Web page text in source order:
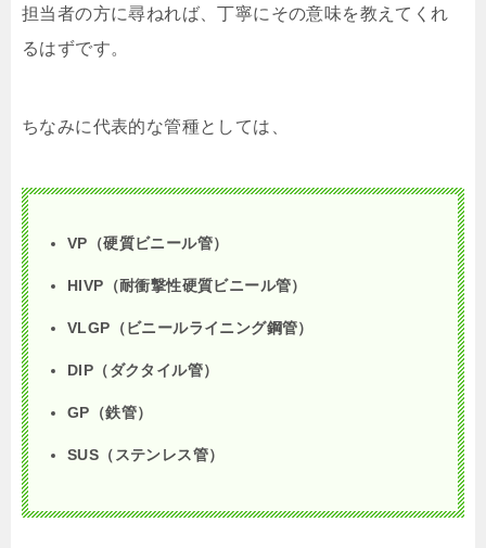
担当者の方に尋ねれば、丁寧にその意味を教えてくれ
るはずです。
ちなみに代表的な管種としては、
VP（硬質ビニール管）
HIVP（耐衝撃性硬質ビニール管）
VLGP（ビニールライニング鋼管）
DIP（ダクタイル管）
GP（鉄管）
SUS（ステンレス管）